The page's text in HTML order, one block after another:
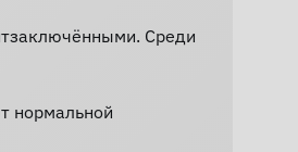
Среди
нормальной